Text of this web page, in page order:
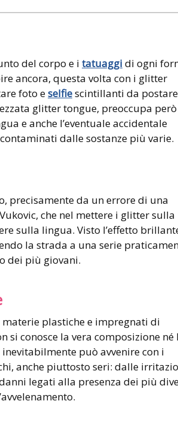
del corpo e i tatuaggi di ogni
ancora, questa volta con i glitter
foto eselfiescintillanti da
glitter tongue, preoccupa
e anche l’eventuale accidentale
dalle sostanze più varie.
precisamente da un errore di una
che nel mettere i glitter sulla
sulla lingua. Visto l’effetto
la strada a una serie
dei più giovani.
plastiche e impregnati di
si conosce la vera composizione né
può avvenire con i
anche piuttosto seri: dalle
legati alla presenza dei più